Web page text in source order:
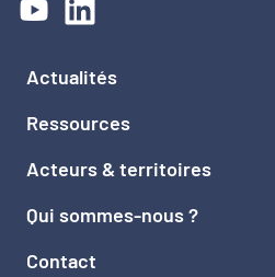
Actualités
Ressources
Acteurs & territoires
Qui sommes-nous ?
Contact